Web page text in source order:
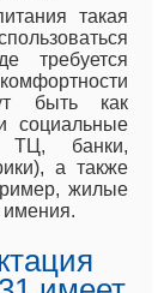
такая
требуется
быть как
социальные
ТЦ, банки,
а также
жилые
имения.